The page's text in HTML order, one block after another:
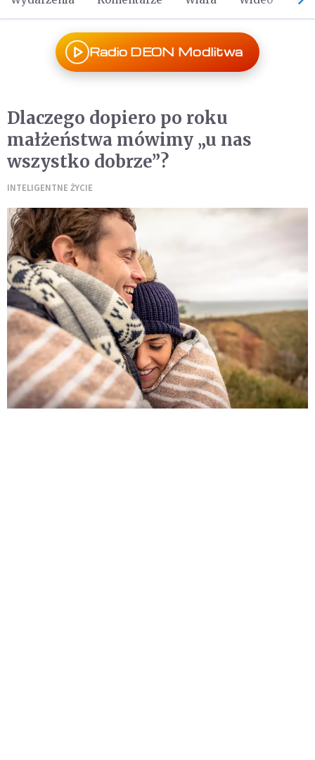
Radio DEON Modlitwa
Dlaczego dopiero po roku
małżeństwa mówimy „u nas
wszystko dobrze”?
INTELIGENTNE ŻYCIE